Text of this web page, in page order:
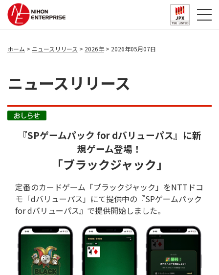
ホーム ニュースリリース 2026年 2026年05月07日
ニュースリリース
『SPゲームパック for dバリューパス』に新
規ゲーム登場！
「ブラックジャック」
定番のカードゲーム「ブラックジャック」をNTTドコ
モ「dバリューパス」にて提供中の『SPゲームパック
for dバリューパス』で提供開始しました。